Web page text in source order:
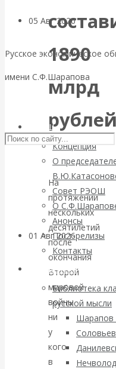
Русское экономическое
имени С.Ф.Шарапова
РЭОШ
Концепция
О
Совет РЭОШ
О
Анонсы
Пост-релизы
Контакты
Библиотека
Библиотека
русской мысли
Шарапов
05 Авг 2026Деньги
Валентин
Катасонов.
раз на тему
блокировки
банковских
счетов
01 Авг 2026
ВАлентин
Катасонов.
Саммит
Турции:
1890
млрд
На
протяжении
нескольких
десятилетий
после
окончания
Второй
мировой
войны
ни
у
кого
в